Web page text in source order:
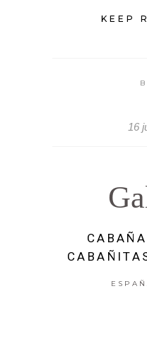
KEEP
16